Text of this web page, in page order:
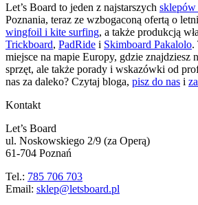
Let’s Board to jeden z najstarszych
Poznania, teraz ze wzbogaconą ofertą o
wingfoil i kite surfing, a także produkcją
Trickboard, PadRide i Skimboard Pakalolo.
miejsce na mapie Europy, gdzie znajdziesz
sprzęt, ale także porady i wskazówki od
nas za daleko? Czytaj bloga, pisz do nas i
Kontakt
Let’s Board
ul. Noskowskiego 2/9 (za Operą)
61-704 Poznań
Tel.: 785 706 703
Email: sklep@letsboard.pl